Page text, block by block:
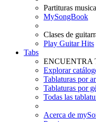
Partituras
MySongBook
Clases de
Play Guitar Hits
Tabs
ENCUENTRA
Explorar
Tablaturas por
Tablaturas por
Todas las
Acerca de